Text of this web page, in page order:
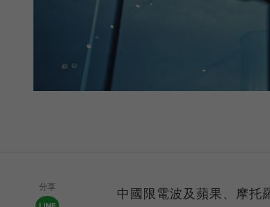
分享
中國限電波及蘋果、摩托